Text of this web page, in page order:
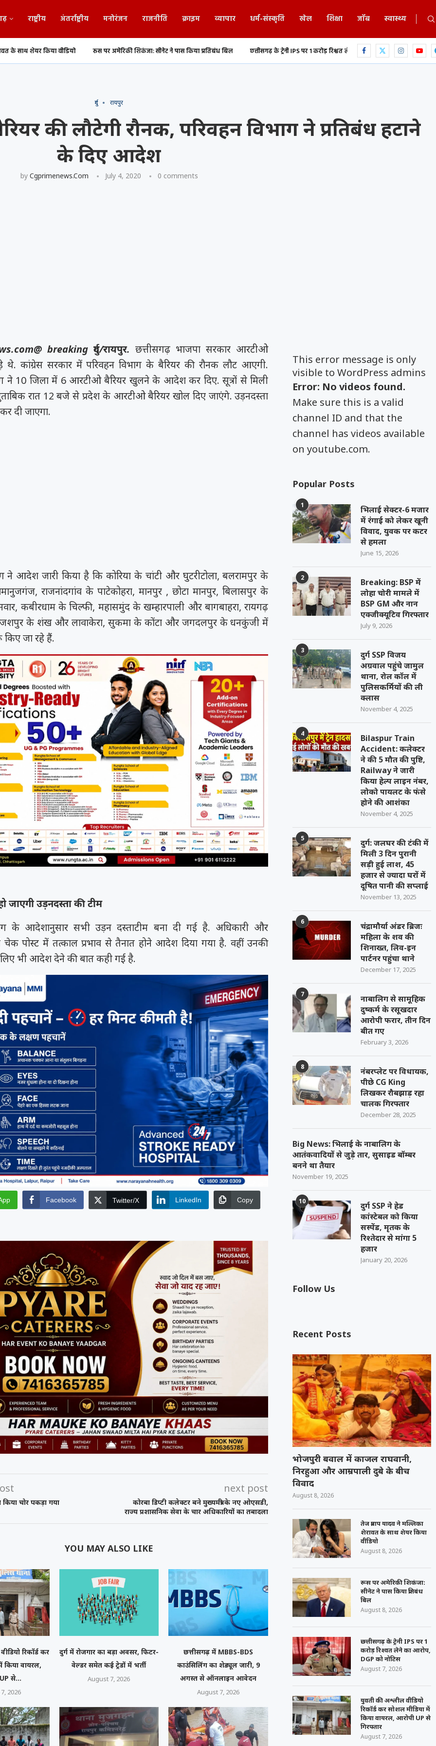
राष्ट्रीय अंतर्राष्ट्रीय मनोरंजन राजनीति क्राइम व्यापार धर्म-संस्कृति खेल शिक्षा जॉब स्वास्थ्य
रूस पर अमेरिकी शिकंजा: सीनेट ने पास किया प्रतिबंध बिल छत्तीसगढ़ के ट्रेनी IPS पर 1 करोड़ रिश्वत लेने का आरोप,... युवती की अश्लील वीडियो रिकॉर्ड कर
दुर्ग रायपुर
की लौटेगी रौनक, परिवहन विभाग ने प्रतिबंध हटाने
के दिए आदेश
by Cgprimenews.com July 4, 2020 0 comments
breaking दुर्ग/रायपुर. छत्तीसगढ़ भाजपा सरकार आरटीओ
थे. कांग्रेस सरकार में परिवहन विभाग के बैरियर की रौनक लौट आएगी.
ने 10 जिला में 6 आरटीओ बैरियर खुलने के आदेश कर दिए. सूत्रों से मिली
रात 12 बजे से प्रदेश के आरटीओ बैरियर खोल दिए जाएंगे. उड़नदस्ता
दी जाएगा.
ने आदेश जारी किया है कि कोरिया के चांटी और घुटरीटोला, बलरामपुर के
राजनांदगांव के पाटेकोहरा, मानपुर , छोटा मानपुर, बिलासपुर के
कबीरधाम के चिल्फी, महासमुंद के खम्हारपाली और बागबाहरा, रायगढ़
जशपुर के शंख और लावाकेरा, सुकमा के कोंटा और जगदलपुर के धनकुंजी में
जा रहे हैं.
जाएगी उड़नदस्ता की टीम
के आदेशानुसार सभी उड़न दस्ताटीम बना दी गई है. अधिकारी और
चेक पोस्ट में तत्काल प्रभाव से तैनात होने आदेश दिया गया है. वहीं उनकी
भी आदेश देने की बात कही गई है.
Facebook Twitter/X LinkedIn Copy
चोर पकड़ा गया
next post
कोरबा डिप्टी कलेक्टर बने मुख्यमंत्री के नए ओएसडी,
राज्य प्रशासनिक सेवा के चार अधिकारियों का तबादला
YOU MAY ALSO LIKE
रिकॉर्ड कर
किया वायरल,
से...
2026
दुर्ग में रोजगार का बड़ा अवसर, फिटर-
वेल्डर समेत कई ट्रेडों में भर्ती
August 7, 2026
छत्तीसगढ़ में MBBS-BDS
काउंसिलिंग का शेड्यूल जारी, 9
अगस्त से ऑनलाइन आवेदन
August 7, 2026
This error message is only
visible to WordPress admins
Error: No videos found.
Make sure this is a valid
channel ID and that the
channel has videos available
on youtube.com.
Popular Posts
1
भिलाई सेक्टर-6 मजार
में रंगाई को लेकर खूनी
विवाद, युवक पर कटर
से हमला
June 15, 2026
2
Breaking: BSP में
लोहा चोरी मामले में
BSP GM और नान
एक्जीक्यूटिव गिरफ्तार
July 9, 2026
3
दुर्ग SSP विजय
अग्रवाल पहुंचे जामुल
थाना, रोल कॉल में
पुलिसकर्मियों की ली
क्लास
November 4, 2025
4
Bilaspur Train
Accident: कलेक्टर
ने की 5 मौत की पुष्टि,
Railway ने जारी
किया हेल्प लाइन नंबर,
लोको पायलट के फंसे
होने की आशंका
November 4, 2025
5
दुर्ग: जलघर की टंकी में
मिली 3 दिन पुरानी
सड़ी हुई लाश, 45
हजार से ज्यादा घरों में
दूषित पानी की सप्लाई
November 13, 2025
6
चंद्रामौर्या अंडर ब्रिजः
महिला के शव की
शिनाख्त, लिव-इन
पार्टनर पहुंचा थाने
December 17, 2025
7
नाबालिग से सामूहिक
दुष्कर्म के रसूखदार
आरोपी फरार, तीन दिन
बीत गए
February 3, 2026
8
नंबरप्लेट पर विधायक,
पीछे CG King
लिखकर रौबझाड़ रहा
चालक गिरफ्तार
December 28, 2025
Big News: भिलाई के नाबालिग के
आतंकवादियों से जुड़े तार, सुसाइड बॉम्बर
बनने था तैयार
November 19, 2025
10
दुर्ग SSP ने हेड
कांस्टेबल को किया
सस्पेंड, मृतक के
रिश्तेदार से मांगा 5
हजार
January 20, 2026
Follow Us
Recent Posts
भोजपुरी बवाल में काजल राघवानी,
निरहुआ और आम्रपाली दुबे के बीच
विवाद
August 8, 2026
तेज प्रताप यादव ने मल्लिका
शेरावत के साथ शेयर किया
वीडियो
August 8, 2026
रूस पर अमेरिकी शिकंजा:
सीनेट ने पास किया प्रतिबंध
बिल
August 8, 2026
छत्तीसगढ़ के ट्रेनी IPS पर 1
करोड़ रिश्वत लेने का आरोप,
DGP को नोटिस
August 7, 2026
युवती की अश्लील वीडियो
रिकॉर्ड कर सोशल मीडिया में
किया वायरल, आरोपी UP से
गिरफ्तार
August 7, 2026
कहारैना समेत 6
के फिल्म
चक...